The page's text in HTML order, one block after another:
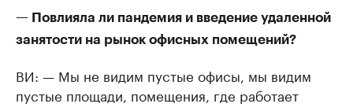
— Повлияла ли пандемия и введение удаленной
занятости на рынок офисных помещений?
ВИ: — Мы не видим пустые офисы, мы видим
пустые площади, помещения, где работает